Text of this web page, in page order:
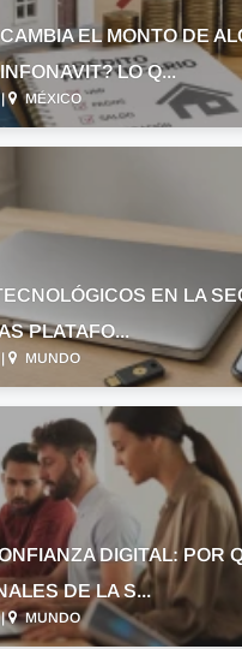
EL MONTO DE
LO Q...
| MÉXICO
EN LA
PLATAFO...
MUNDO
DIGITAL: POR
DE LA S...
| MUNDO